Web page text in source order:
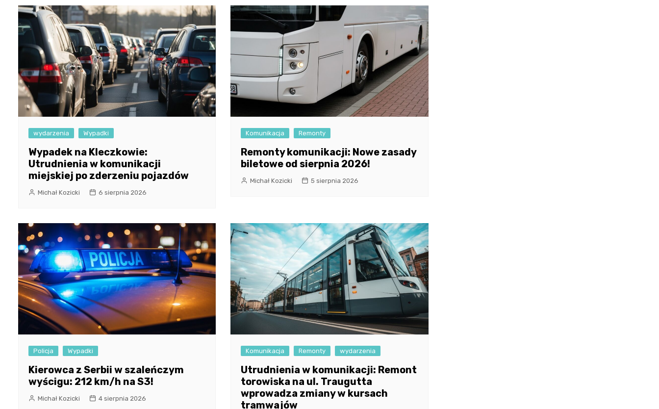
wydarzenia Wypadki
Wypadek na Kleczkowie:
Utrudnienia w komunikacji
miejskiej po zderzeniu pojazdów
Michał Kozicki 6 sierpnia 2026
Komunikacja Remonty
Remonty komunikacji: Nowe zasady
biletowe od sierpnia 2026!
Michał Kozicki 5 sierpnia 2026
Policja Wypadki
Kierowca z Serbii w szaleńczym
wyścigu: 212 km/h na S3!
Michał Kozicki 4 sierpnia 2026
Komunikacja Remonty wydarzenia
Utrudnienia w komunikacji: Remont
torowiska na ul. Traugutta
wprowadza zmiany w kursach
tramwajów